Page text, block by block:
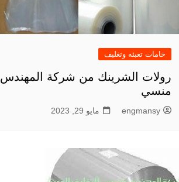
خامات تعبئه وتغليف
رولات الشرينك من شركة المهندس
منسي
engmansy مايو 29, 2023